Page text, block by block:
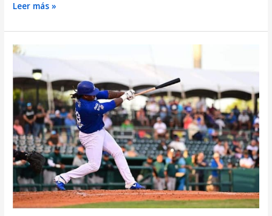
5
de
Fisioterapia
Mexicanas
especializadas
en
el
deporte
Leer más »